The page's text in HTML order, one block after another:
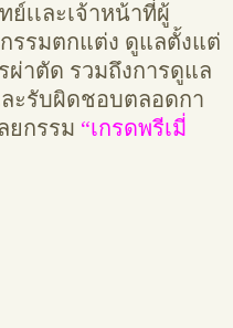
เเละเจ้าหน้าที่ผู้
รรมตกแต่ง ดูแลตั้งแต่
ผ่าตัด รวมถึงการดูแล
ละรับผิดชอบตลอดกา
ยกรรม “เกรดพรีเมี่